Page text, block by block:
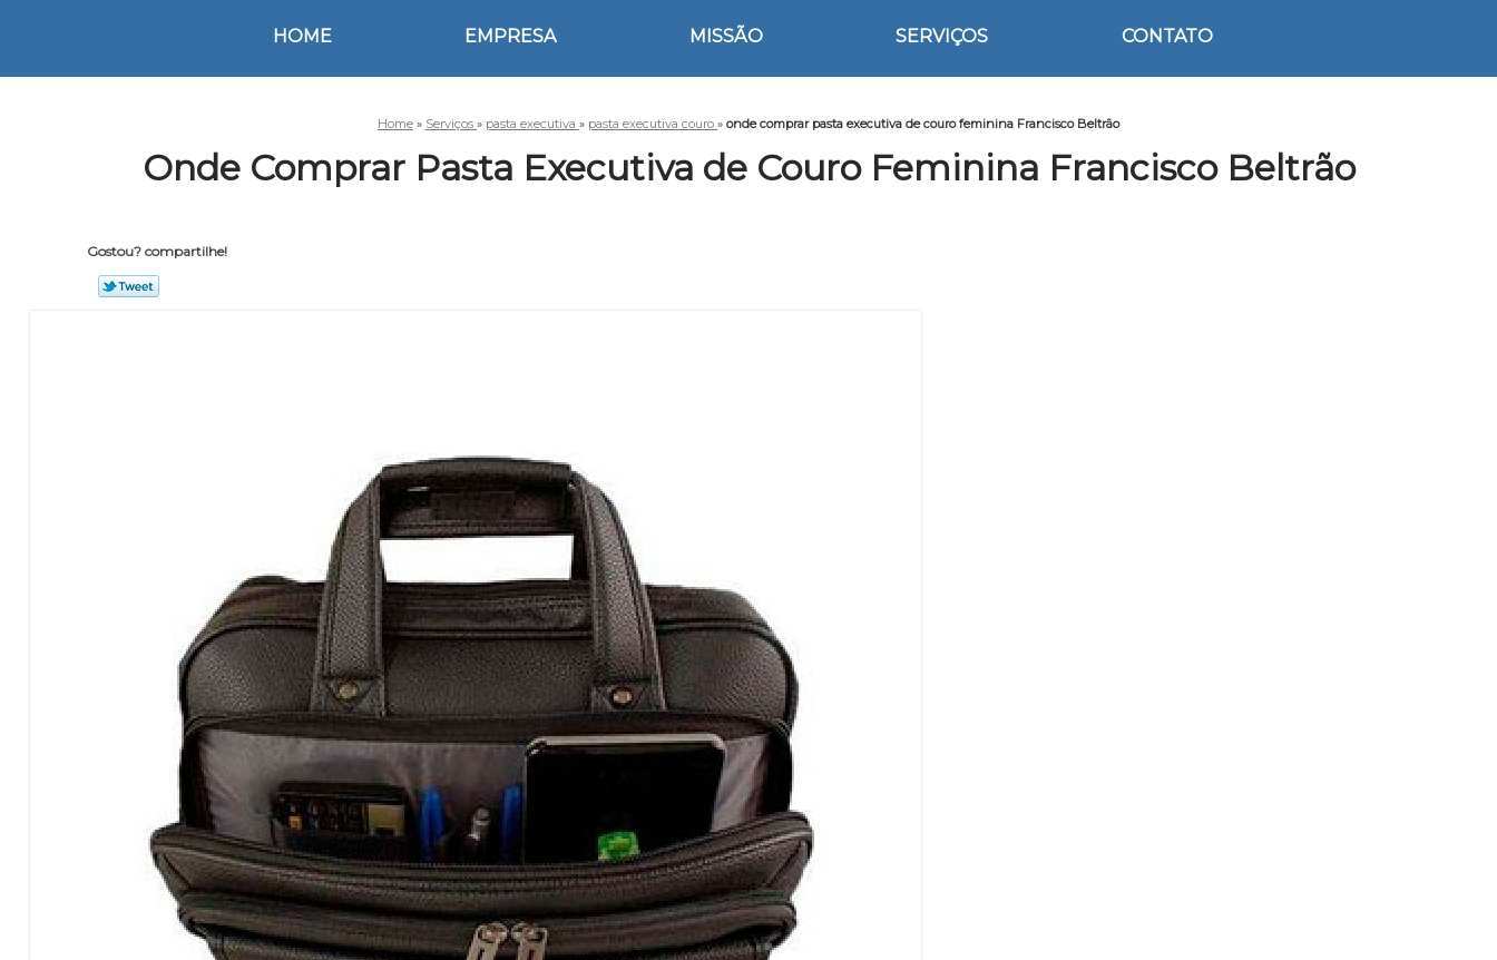
HOME EMPRESA MISSÃO SERVIÇOS CONTATO
Home » Serviços » pasta executiva » pasta executiva couro » onde comprar pasta executiva de couro feminina Francisco Beltrão
Onde Comprar Pasta Executiva de Couro Feminina Francisco Beltrão
Gostou? compartilhe!